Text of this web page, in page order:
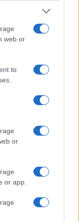
web or
to
or
or app.
a makói